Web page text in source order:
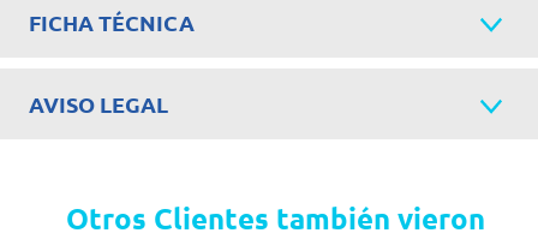
FICHA TÉCNICA
AVISO LEGAL
Otros Clientes también vieron